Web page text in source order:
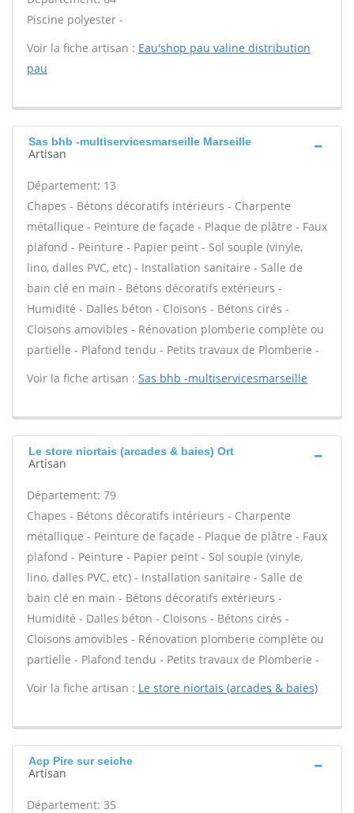
Piscine polyester -
Voir la fiche artisan : Eau'shop pau valine distribution
pau
Sas bhb -multiservicesmarseille Marseille
Artisan
Département: 13
Chapes - Bétons décoratifs intérieurs - Charpente
métallique - Peinture de façade - Plaque de plâtre - Faux
plafond - Peinture - Papier peint - Sol souple (vinyle,
lino, dalles PVC, etc) - Installation sanitaire - Salle de
bain clé en main - Bétons décoratifs extérieurs -
Humidité - Dalles béton - Cloisons - Bétons cirés -
Cloisons amovibles - Rénovation plomberie complète ou
partielle - Plafond tendu - Petits travaux de Plomberie -
Voir la fiche artisan : Sas bhb -multiservicesmarseille
Le store niortais (arcades & baies) Ort
Artisan
Département: 79
Chapes - Bétons décoratifs intérieurs - Charpente
métallique - Peinture de façade - Plaque de plâtre - Faux
plafond - Peinture - Papier peint - Sol souple (vinyle,
lino, dalles PVC, etc) - Installation sanitaire - Salle de
bain clé en main - Bétons décoratifs extérieurs -
Humidité - Dalles béton - Cloisons - Bétons cirés -
Cloisons amovibles - Rénovation plomberie complète ou
partielle - Plafond tendu - Petits travaux de Plomberie -
Voir la fiche artisan : Le store niortais (arcades & baies)
Acp Pire sur seiche
Artisan
Département: 35